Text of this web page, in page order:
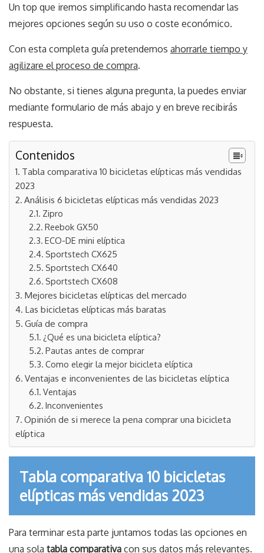
Un top que iremos simplificando hasta recomendar las
mejores opciones según su uso o coste económico.
Con esta completa guía pretendemos ahorrarle tiempo y
agilizare el proceso de compra.
No obstante, si tienes alguna pregunta, la puedes enviar
mediante formulario de más abajo y en breve recibirás
respuesta.
Contenidos
Tabla comparativa 10 bicicletas elípticas más vendidas
2023
Análisis 6 bicicletas elípticas más vendidas 2023
Zipro
Reebok GX50
ECO-DE mini elíptica
Sportstech CX625
Sportstech CX640
Sportstech CX608
Mejores bicicletas elípticas del mercado
Las bicicletas elípticas más baratas
Guía de compra
¿Qué es una bicicleta elíptica?
Pautas antes de comprar
Como elegir la mejor bicicleta elíptica
Ventajas e inconvenientes de las bicicletas elíptica
Ventajas
Inconvenientes
Opinión de si merece la pena comprar una bicicleta
elíptica
Tabla comparativa 10 bicicletas
elípticas más vendidas 2023
Para terminar esta parte juntamos todas las opciones en
una sola tabla comparativa con sus datos más relevantes.